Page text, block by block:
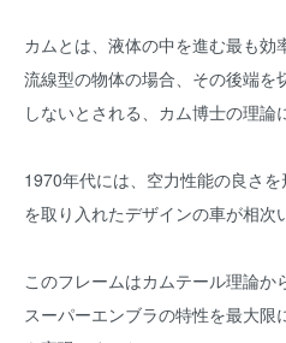
カムとは、液体の中を進む最も効
流線型の物体の場合、その後端を
しないとされる、カム博士の理論
1970年代には、空力性能の良さ
を取り入れたデザインの車が相次
このフレームはカムテール理論か
スーパーエンブラの特性を最大限